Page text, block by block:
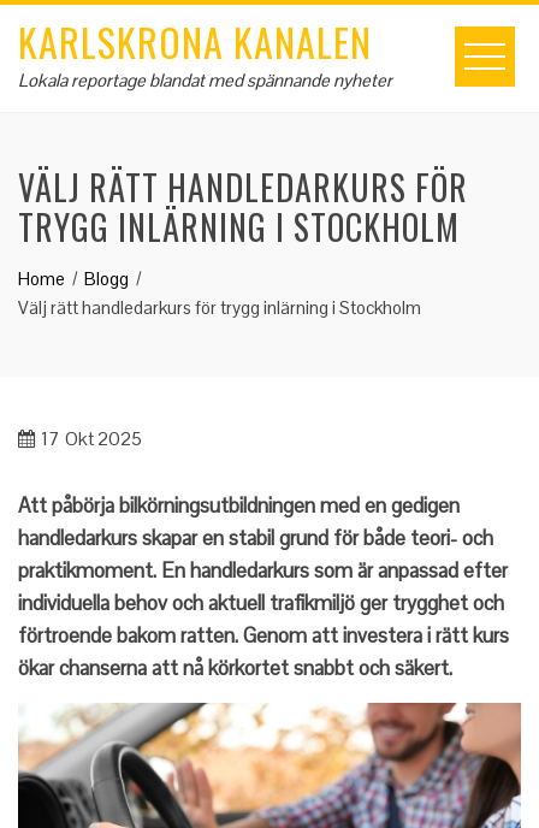
content
KARLSKRONA KANALEN
Lokala reportage blandat med spännande nyheter
VÄLJ RÄTT HANDLEDARKURS FÖR
TRYGG INLÄRNING I STOCKHOLM
Home
Blogg
Välj rätt handledarkurs för trygg inlärning i Stockholm
17 Okt 2025
Att påbörja bilkörningsutbildningen med en gedigen
handledarkurs skapar en stabil grund för både teori- och
praktikmoment. En handledarkurs som är anpassad efter
individuella behov och aktuell trafikmiljö ger trygghet och
förtroende bakom ratten. Genom att investera i rätt kurs
ökar chanserna att nå körkortet snabbt och säkert.